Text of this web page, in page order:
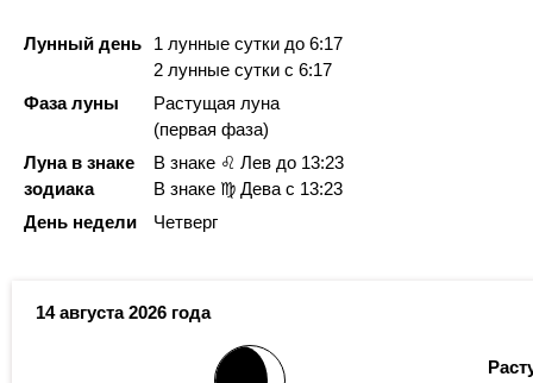
Лунный день 1 лунные сутки до 6:17
2 лунные сутки с 6:17
Фаза луны
Растущая луна
(первая фаза)
Луна в знаке
зодиака
В знаке ♌ Лев до 13:23
В знаке ♍ Дева с 13:23
День недели
Четверг
14 августа 2026 года